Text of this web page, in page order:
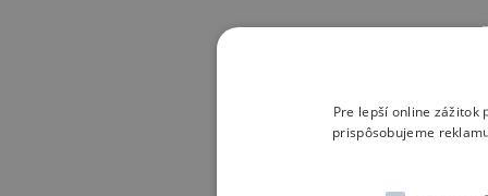
Pre lepší online zážitok
prispôsobujeme